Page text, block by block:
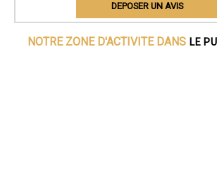
DEPOSER UN AVIS
NOTRE ZONE D'ACTIVITE DANS LE